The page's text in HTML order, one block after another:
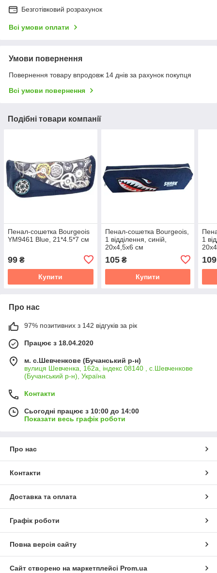
Безготівковий розрахунок
Всі умови оплати
Умови повернення
Повернення товару впродовж 14 днів за рахунок покупця
Всі умови повернення
Подібні товари компанії
Пенал-сошетка Bourgeois
YM9461 Blue, 21*4.5*7 см
99 ₴
Купити
Пенал-сошетка Bourgeois,
1 відділення, синій,
20х4,5х6 см
105₴
Купити
1
109
Про нас
97% позитивних з 142 відгуків за рік
Працює з 18.04.2020
м. с.Шевченкове (Бучанський р-н)
вулиця Шевченка, 162а, індекс 08140 , с.Шевченкове
(Бучанський р-н), Україна
Контакти
Сьогодні працює з 10:00 до 14:00
Показати весь графік роботи
Про нас
Контакти
Доставка та оплата
Графік роботи
Повна версія сайту
Сайт створено на маркетплейсі Prom.ua